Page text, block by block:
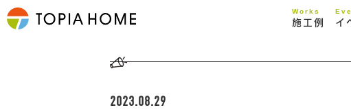
Works
施工例 イ
2023.08.29